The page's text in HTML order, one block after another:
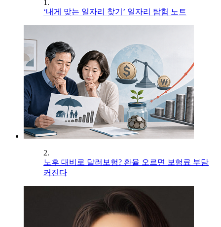
1.
‘내게 맞는 일자리 찾기’ 일자리 탐험 노트
2.
노후 대비로 달러보험? 환율 오르면 보험료 부담
커진다